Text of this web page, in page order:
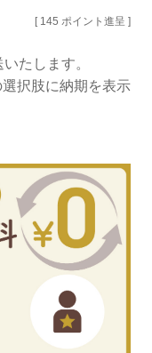
[ 145 ポイント進呈 ]
たします。
択肢に納期を表示